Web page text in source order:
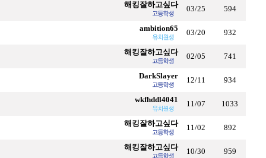
해킹잘하고싶다 03/25 594
ambition65 03/20 932
해킹잘하고싶다 02/05 741
DarkSlayer 12/11 934
wkfhddl4041 11/07 1033
해킹잘하고싶다 11/02 892
해킹잘하고싶다 10/30 959